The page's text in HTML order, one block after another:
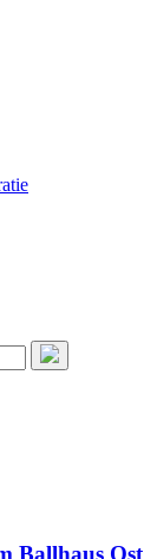
Ballhaus Ost